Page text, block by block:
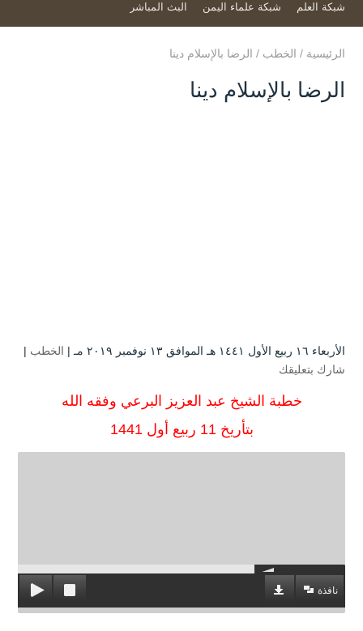
شبكة العلم شبكة علماء اليمن البث المباشر
الرئيسية / الخطب / الرضا بالإسلام دينا
الرضا بالإسلام دينا
الأربعاء ۱٦ ربيع الأول ۱٤٤۱ هـ الموافق ۱۳ نوفمبر ۲۰۱۹ مـ | الخطب |
شارك بتعليقك
خطبة الشيخ عبد العزيز البرعي وفقه الله
بتأريخ 11 ربيع أول 1441
نافذة